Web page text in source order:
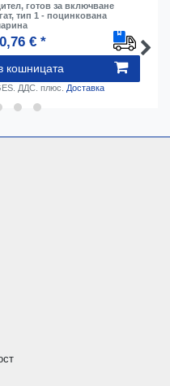
готов за включване
тип 1 - поцинкована
€ *
кошницата
ДДС. плюс. Доставка